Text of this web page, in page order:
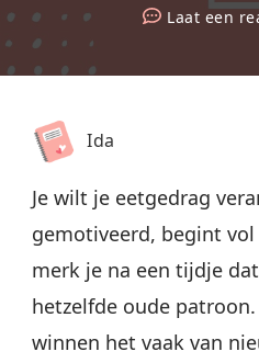
Laat een
Ida
Je wilt je eetgedrag
gemotiveerd, begint
merk je na een tijdje
hetzelfde oude
winnen het vaak van